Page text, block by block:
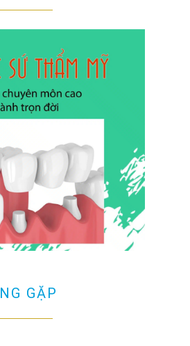
cầu răng sứ có tốt không?
hô sau khi niềng?
Tìm hiểu quy trình niềng răng
DÁN SỨ VENEER ( không phải ai
không? Cách chữa
GẶP